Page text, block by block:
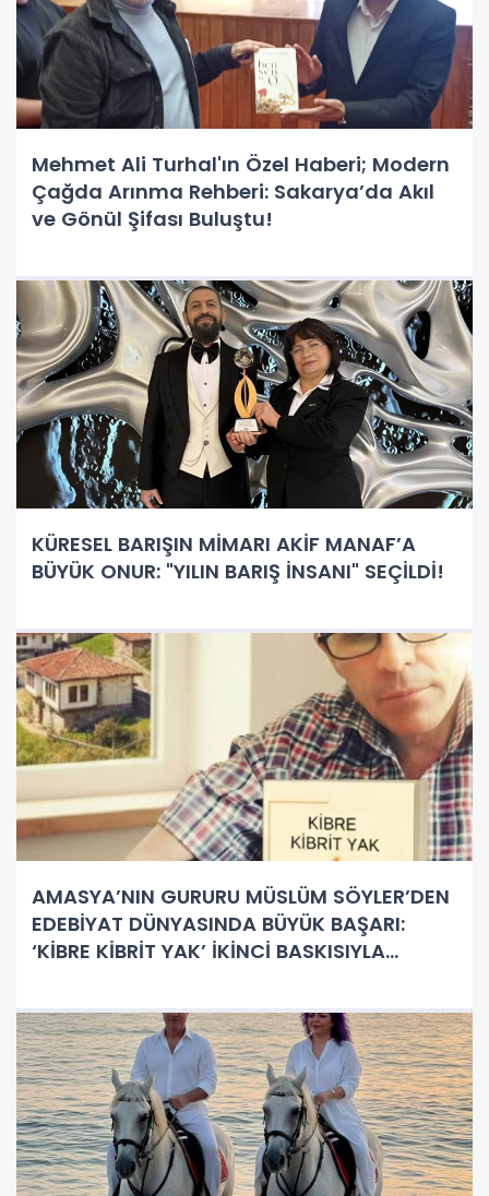
Mehmet Ali Turhal'ın Özel Haberi; Modern
Çağda Arınma Rehberi: Sakarya’da Akıl
ve Gönül Şifası Buluştu!
KÜRESEL BARIŞIN MİMARI AKİF MANAF’A
BÜYÜK ONUR: "YILIN BARIŞ İNSANI" SEÇİLDİ!
AMASYA’NIN GURURU MÜSLÜM SÖYLER’DEN
EDEBİYAT DÜNYASINDA BÜYÜK BAŞARI:
‘KİBRE KİBRİT YAK’ İKİNCİ BASKISIYLA